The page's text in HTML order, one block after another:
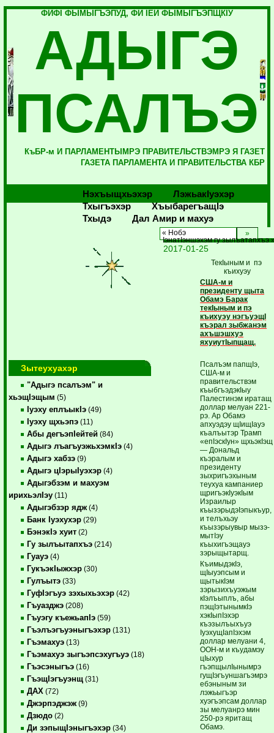
ФИФI ФЫМЫГЪЭПУД, ФИ IЕЙ ФЫМЫГЪЭПЩКIУ
АДЫГЭ
ПСАЛЪЭ
КъБР-м И ПАРЛАМЕНТЫМРЭ ПРАВИТЕЛЬСТВЭМРЭ Я ГАЗЕТ
ГАЗЕТА ПАРЛАМЕНТА И ПРАВИТЕЛЬСТВА КБР
Нэхъыщхьэхэр
Лэжьакlуэхэр
Тхыгъэхэр
Хъыбарегъащlэ
Тхыдэ
Дал Амир и махуэ
Зытеухуахэр
"Адыгэ псалъэм" и
хьэщIэщым (5)
Iуэху еплъыкIэ (49)
Iуэху щхьэпэ (11)
Абы дегъэпIейтей (84)
Адыгэ лъагъуэжьхэмкIэ (4)
Адыгэ хабзэ (9)
Адыгэ цIэрыIуэхэр (4)
Адыгэбзэм и махуэм
ирихьэлIэу (11)
Адыгэбзэр ядж (4)
Банк Iуэхухэр (29)
БэнэкIэ хуит (2)
Гу зылъытапхъэ (214)
Гуауэ (4)
ГукъэкIыжхэр (30)
Гулъытэ (33)
ГуфIэгъуэ зэхыхьэхэр (42)
Гъуазджэ (208)
Гъуэгу къежьапIэ (59)
Гъэлъэгъуэныгъэхэр (131)
Гъэмахуэ (13)
Гъэмахуэ зыгъэпсэхугъуэ (18)
Гъэсэныгъэ (16)
ГъэщIэгъуэнщ (31)
ДАХ (72)
Джэрпэджэж (9)
Дзюдо (2)
Ди зэпыщIэныгъэхэр (34)
« Нобэ
IэнатIэншэхэм гу зылъатапхъэ
2017-01-25
ТекIыным и пэ
къихуэу
США-м и
президенту щыта
Обамэ Барак
текIыным и пэ
къихуэу нэгъуэщI
къэрал зыбжанэм
ахъшэшхуэ
яхуиутIыпщащ.
Псалъэм папщIэ,
США-м и
правительствэм
къыбгъэдэкIыу
Палестинэм иратащ
доллар мелуан 221-
рэ. Ар Обамэ
апхуэдэу щIищIауэ
къалъытэр Трамп
«епIэскIун» щхьэкIэщ
— Дональд
къэралым и
президенту
зыхригъэхыным
теухуа кампаниер
щригъэкIуэкIым
Израилыр
къызэрыдэIэпыкъур,
и телъхьэу
къызэрыувыр мызэ-
мытIэу
къыхигъэщауэ
зэрыщытарщ.
КъимыдэкIэ,
щIыуэпсым и
щытыкIэм
зэрызихъуэжым
кIэлъыплъ, абы
пэщIэтынымкIэ
хэкIыпIэхэр
къэзылъыхъуэ
IуэхущIапIэхэм
доллар мелуани 4,
ООН-м и къудамэу
цIыхур
гъэпщылIынымрэ
гущIэгъуншагъэмрэ
ебэныным зи
лэжьыгъэр
хуэгъэпсам доллар
зы мелуанрэ мин
250-рэ яритащ
Обамэ.